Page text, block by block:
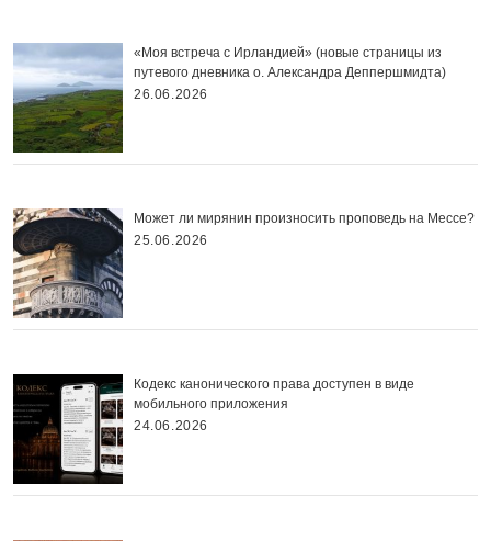
«Моя встреча с Ирландией» (новые страницы из
путевого дневника о. Александра Деппершмидта)
26.06.2026
Может ли мирянин произносить проповедь на Мессе?
25.06.2026
Кодекс канонического права доступен в виде
мобильного приложения
24.06.2026